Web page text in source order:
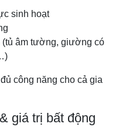
sinh hoạt
âm tường, giường có
công năng cho cả gia
giá trị bất động